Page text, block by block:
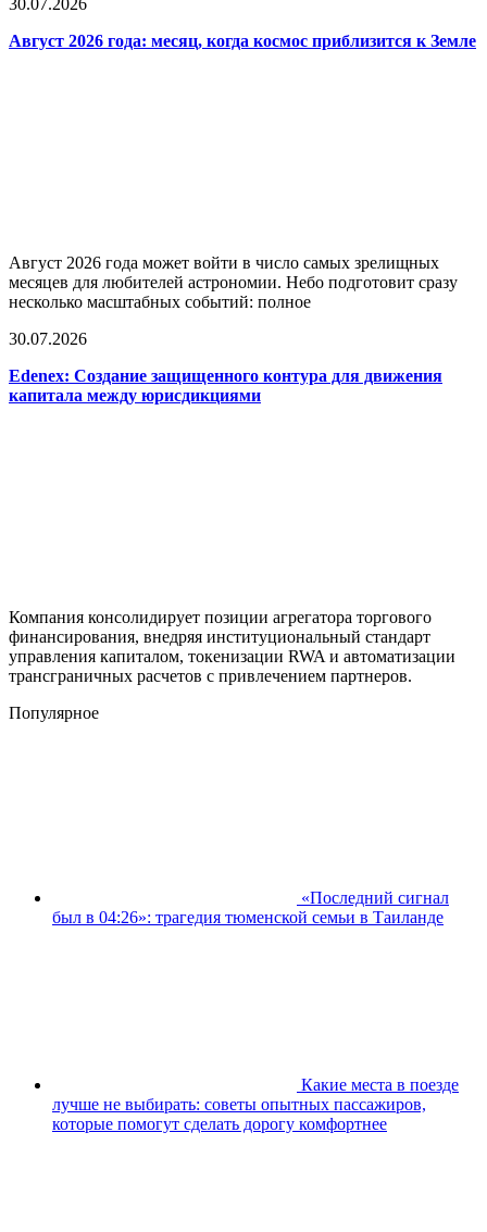
Август 2026 года: месяц, когда космос приблизится к Земле
Август 2026 года может войти в число самых зрелищных
месяцев для любителей астрономии. Небо подготовит сразу
несколько масштабных событий: полное
30.07.2026
Edenex: Создание защищенного контура для движения
капитала между юрисдикциями
Компания консолидирует позиции агрегатора торгового
финансирования, внедряя институциональный стандарт
управления капиталом, токенизации RWA и автоматизации
трансграничных расчетов с привлечением партнеров.
Популярное
«Последний сигнал
был в 04:26»: трагедия тюменской семьи в Таиланде
Какие места в поезде
лучше не выбирать: советы опытных пассажиров,
которые помогут сделать дорогу комфортнее